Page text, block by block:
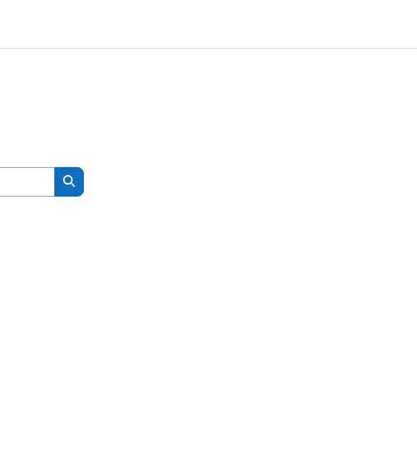
Søg efter kurser